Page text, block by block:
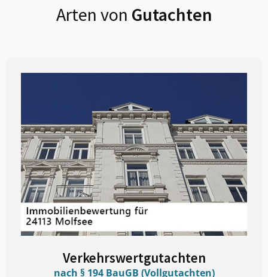
Arten von Gutachten
Verkehrswertgutachten
nach § 194 BauGB (Vollgutachten)